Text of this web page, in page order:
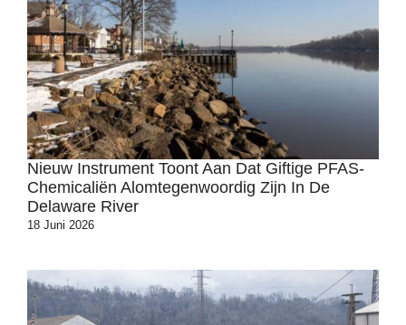
Nieuw Instrument Toont Aan Dat Giftige PFAS-
Chemicaliën Alomtegenwoordig Zijn In De
Delaware River
18 Juni 2026